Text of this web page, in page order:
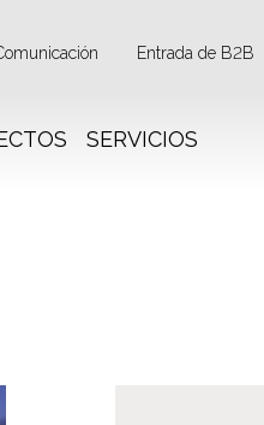
Entrada de B2B
SERVICIOS